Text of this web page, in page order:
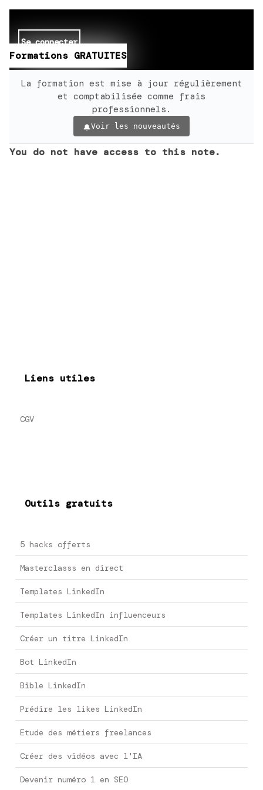
Se connecter
Formations GRATUITES
La formation est mise à jour régulièrement
et comptabilisée comme frais
professionnels.
Voir les nouveautés
You do not have access to this note.
Liens utiles
CGV
Outils gratuits
5 hacks offerts
Masterclasss en direct
Templates LinkedIn
Templates LinkedIn influenceurs
Créer un titre LinkedIn
Bot LinkedIn
Bible LinkedIn
Prédire les likes LinkedIn
Etude des métiers freelances
Créer des vidéos avec l'IA
Devenir numéro 1 en SEO